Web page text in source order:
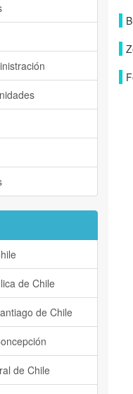
de Chile
de Chile
de Chile